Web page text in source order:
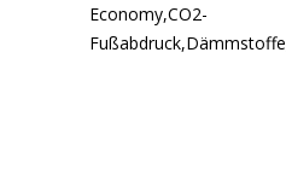
Economy,CO2-
Fußabdruck,Dämmstoffe